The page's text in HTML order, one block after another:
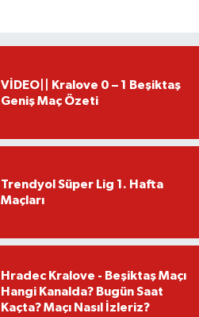
VİDEO|| Kralove 0 – 1 Beşiktaş
Geniş Maç Özeti
Trendyol Süper Lig 1. Hafta
Maçları
Hradec Kralove - Beşiktaş Maçı
Hangi Kanalda? Bugün Saat
Kaçta? Maçı Nasıl İzleriz?